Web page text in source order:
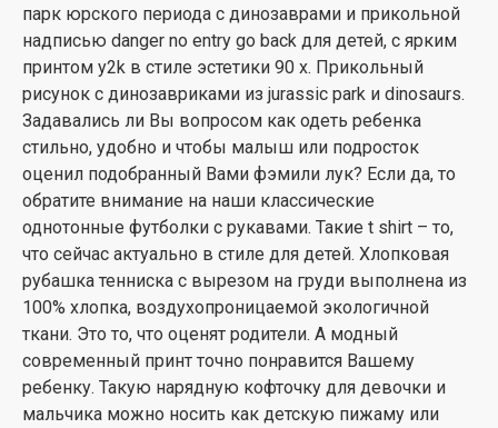
парк юрского периода с динозаврами и прикольной
надписью danger no entry go back для детей, с ярким
принтом y2k в стиле эстетики 90 х. Прикольный
рисунок с динозавриками из jurassic park и dinosaurs.
Задавались ли Вы вопросом как одеть ребенка
стильно, удобно и чтобы малыш или подросток
оценил подобранный Вами фэмили лук? Если да, то
обратите внимание на наши классические
однотонные футболки с рукавами. Такие t shirt – то,
что сейчас актуально в стиле для детей. Хлопковая
рубашка тенниска с вырезом на груди выполнена из
100% хлопка, воздухопроницаемой экологичной
ткани. Это то, что оценят родители. А модный
современный принт точно понравится Вашему
ребенку. Такую нарядную кофточку для девочки и
мальчика можно носить как детскую пижаму или